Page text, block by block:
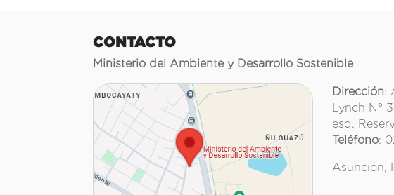
CONTACTO
Ministerio del Ambiente y Desarrollo Sostenible
Dirección:
Lynch N°
esq.
Teléfono:
Asunción,